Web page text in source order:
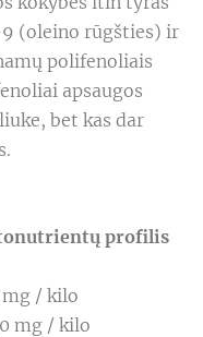
(oleino rūgšties) ir
polifenoliais
apsaugos
bet kas dar
profilis
/ kilo
mg / kilo